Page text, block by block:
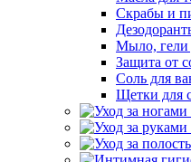
Скрабы и
Мыло, гели
Защита от
Соль для
Щетки для